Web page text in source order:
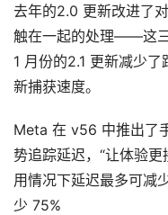
去年的2.0 更新改进了
触在一起的处理——这
1 月份的2.1 更新减少
新捕获速度。
Meta 在 v56 中推出了
势追踪延迟，“让体验
用情况下延迟最多可减
少 75%